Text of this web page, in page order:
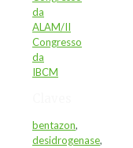
da
ALAM/II
Congresso
da
IBCM
bentazon,
desidrogenase,